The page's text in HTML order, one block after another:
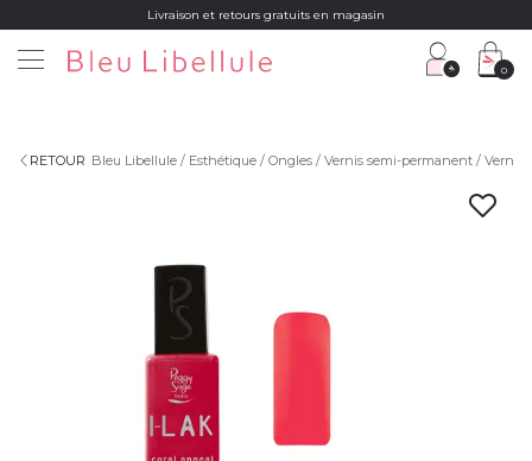
Livraison et retours gratuits en magasin
0
RETOUR Bleu Libellule Esthétique Ongles Vernis semi-permanent Vernis